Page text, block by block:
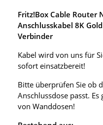
Fritz!Box Cable Router
Anschlusskabel 8K
Verbinder
Kabel wird von uns für
sofort einsatzbereit!
Bitte überprüfen Sie ob
Anschlussdose passt.
von Wanddosen!